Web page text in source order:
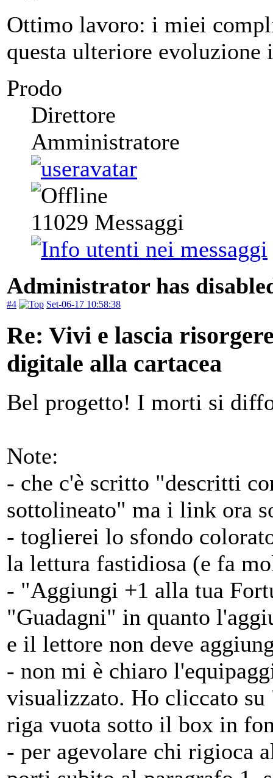
Ottimo lavoro: i miei
questa ulteriore evoluzione
Prodo
Direttore
Amministratore
11029 Messaggi
Administrator has
#4 Set-06-17 10:58:38
Re: Vivi e lascia
digitale alla cartacea
Bel progetto! I morti si
Note:
- che c'è scritto "descritti
sottolineato" ma i link ora
- toglierei lo sfondo
la lettura fastidiosa (e fa
- "Aggiungi +1 alla tua
"Guadagni" in quanto
e il lettore non deve
- non mi è chiaro
visualizzato. Ho cliccato
riga vuota sotto il box in
- per agevolare chi rigioca